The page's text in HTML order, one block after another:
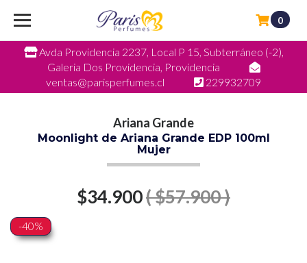
Avda Providencia 2237, Local P 15, Subterráneo (-2),
Galeria Dos Providencia, Providencia
ventas@parisperfumes.cl
229932709
0
Ariana Grande
Moonlight de Ariana Grande EDP 100ml
Mujer
$34.900( $57.900 )
-40%